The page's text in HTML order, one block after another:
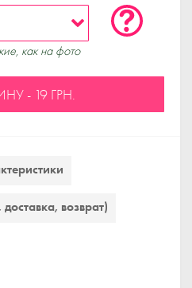
как на фото
- 19 ГРН.
возврат)